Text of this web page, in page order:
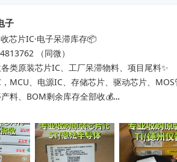
子
芯片IC·电子呆滞库存📦
（同微）
类原装芯片IC、工厂呆滞物料、项目尾料✨
MCU、电源IC、存储芯片、驱动芯片、
料、BOM剩余库存全部收💰
取消、仓库积压、过期呆滞物料均可处理
点核验，报价透明无套路，现款现结不压款
批量整仓囤货统一打包回收，全程保密处理